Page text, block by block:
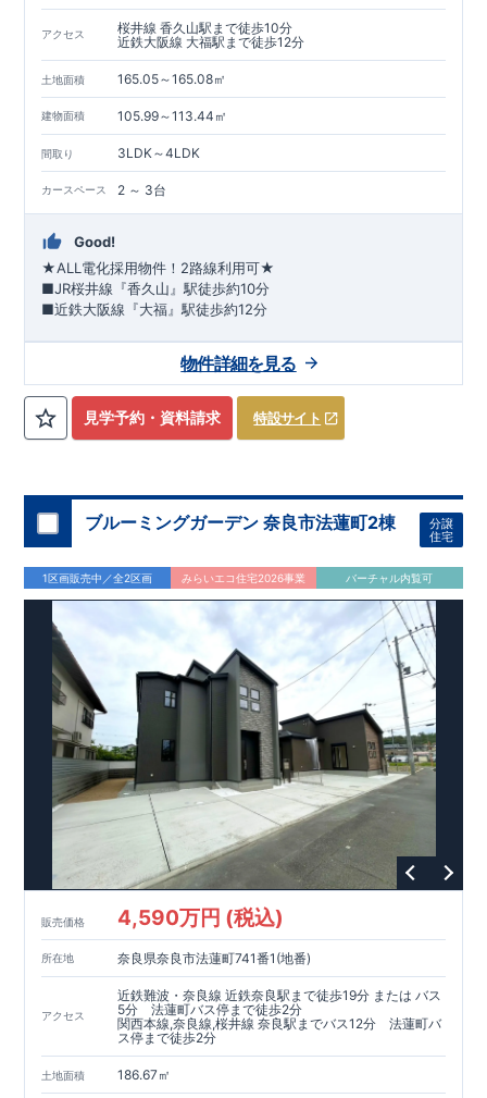
アクセス
桜井線 香久山駅まで徒歩10分
近鉄大阪線 大福駅まで徒歩12分
土地面積 165.05～165.08㎡
建物面積 105.99～113.44㎡
間取り 3LDK～4LDK
カースペース 2 ～ 3台
Good!
★ALL電化採用物件！2路線利用可★
■JR桜井線『香久山』駅徒歩約10分
​■近鉄大阪線『大福』駅徒歩約12分
南向きバルコニーと南向きリビング
徒歩約18分 『市立桜井西幼稚園』
14分
​『マツゲン桜井店』徒歩約9分 『メガドン・キホーテ桜
井店』
『ラ・ムー桜井店』
スマートフォンで見やすい特設サイトはこちら
https://www.e-blooming.com/bukken/84375001/
見学予約・資料請求 特設サイト
物件詳細を見る
ブルーミングガーデン 奈良市法蓮町2棟
分譲
住宅
1区画販売中／全2区画 みらいエコ住宅2026事業 バーチャル内覧可
販売価格 4,590万円 (税込)
所在地 奈良県奈良市法蓮町741番1(地番)
アクセス
近鉄難波・奈良線 近鉄奈良駅まで徒歩19分 または バス
5分 法蓮町バス停まで徒歩2分
関西本線,奈良線,桜井線 奈良駅までバス12分 法蓮町バ
ス停まで徒歩2分
土地面積 186.67㎡